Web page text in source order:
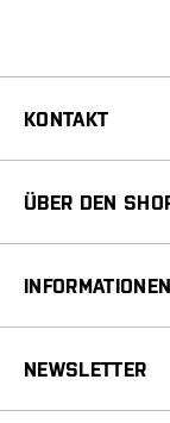
KONTAKT
ÜBER DEN
INFORMATIONEN
NEWSLETTER